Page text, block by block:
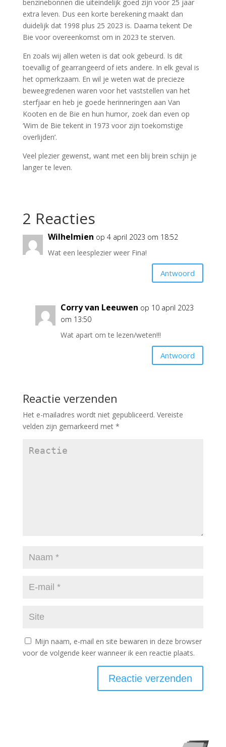
benzinebonnen die uiteindelijk goed zijn voor 25 jaar
extra leven. Dus een korte berekening maakt dan
duidelijk dat 1998 plus 25 2023 is. Daarna tekent De
Bie voor overeenkomst om in 2023 te sterven.
En zoals wij allen weten is dat ook gebeurd. Is dit
toevallig of gearrangeerd of iets andere. In elk geval is
het opmerkzaam. En wil je weten wat de precieze
beweegredenen waren voor het vaststellen van het
sterfjaar en heb je goede herinneringen aan Van
Kooten en de Bie en hun humor, zoek dan even op
‘Wim de Bie tekent in 1973 voor zijn toekomstige
overlijden’.
Veel plezier gewenst, want met een blij brein schijn je
langer te leven.
2 Reacties
Wilhelmien op 4 april 2023 om 18:52
Wat een leesplezier weer Fina!
Antwoord
Corry van Leeuwen op 10 april 2023
om 13:50
Wat apart om te lezen/weten!!!
Antwoord
Reactie verzenden
Het e-mailadres wordt niet gepubliceerd. Vereiste
velden zijn gemarkeerd met *
Mijn naam, e-mail en site bewaren in deze browser
voor de volgende keer wanneer ik een reactie plaats.